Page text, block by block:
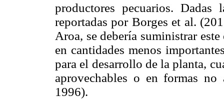
productores pecuarios.
reportadas por Borges et al.
Aroa, se debería suministrar
en cantidades menos
para el desarrollo de la planta,
aprovechables o en formas no
1996).